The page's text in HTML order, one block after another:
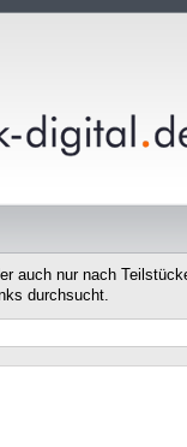
auch nur nach
durchsucht.